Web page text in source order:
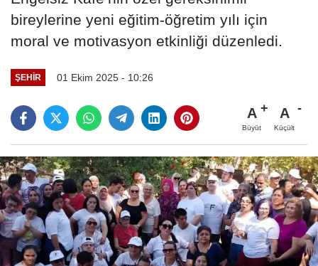
bireylerine yeni eğitim-öğretim yılı için
moral ve motivasyon etkinliği düzenledi.
ŞEHIR 01 Ekim 2025 - 10:26
A
Büyüt
A
Küçült